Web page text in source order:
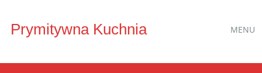
Prymitywna Kuchnia MENU